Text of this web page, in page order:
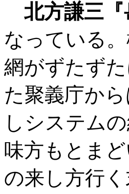
北方謙三『
なっている
網がずたず
た聚義庁か
しシステム
味方もとま
の来し方行